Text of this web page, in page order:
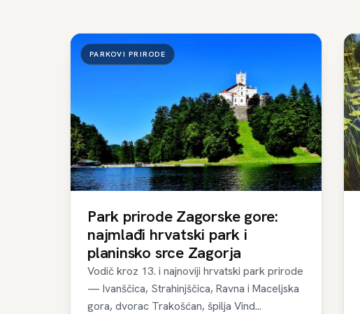
PARKOVI PRIRODE
Park prirode Zagorske gore:
najmlađi hrvatski park i
planinsko srce Zagorja
Vodič kroz 13. i najnoviji hrvatski park prirode
— Ivanščica, Strahinjščica, Ravna i Maceljska
gora, dvorac Trakošćan, špilja Vind...